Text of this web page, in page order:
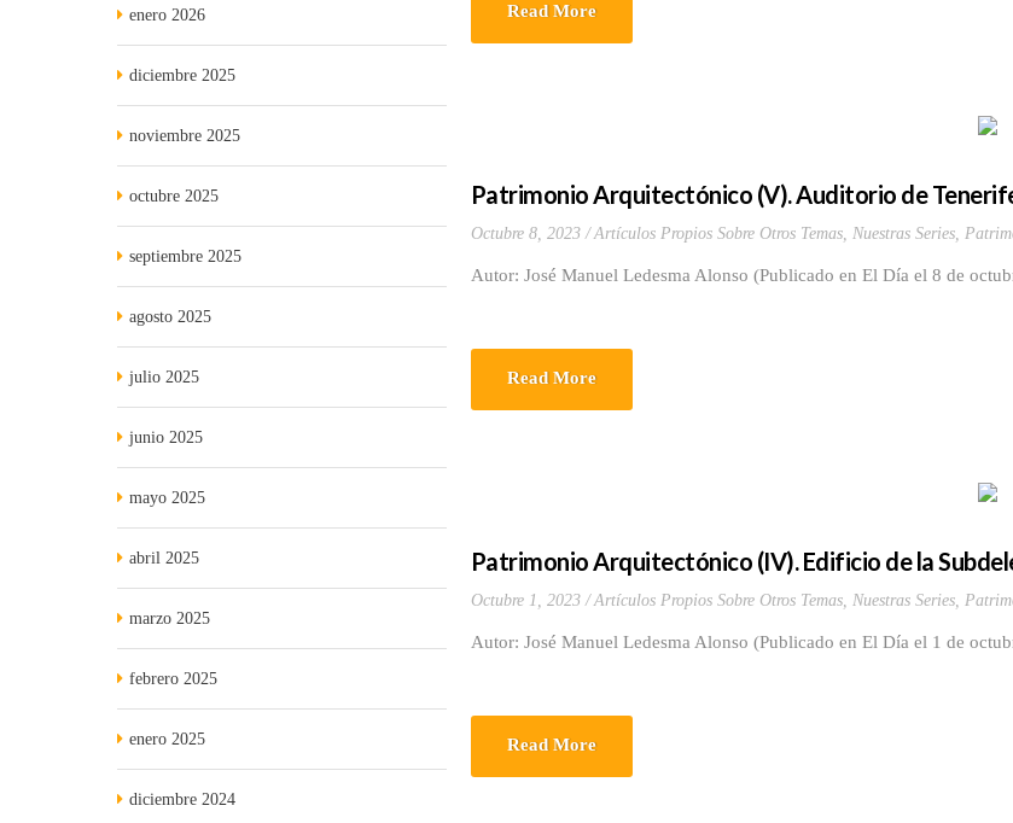
Read More
Patrimonio Arquitectónico (V). Auditorio de
Octubre 8, 2023 Artículos Propios Sobre Otros Temas, Nuestras Series,
Autor: José Manuel Ledesma Alonso (Publicado en El Día el 8 de
Read More
Patrimonio Arquitectónico (IV). Edificio de la
Octubre 1, 2023 Artículos Propios Sobre Otros Temas, Nuestras Series,
Autor: José Manuel Ledesma Alonso (Publicado en El Día el 1 de
Read More
enero 2026
diciembre 2025
noviembre 2025
octubre 2025
septiembre 2025
agosto 2025
julio 2025
junio 2025
mayo 2025
abril 2025
marzo 2025
febrero 2025
enero 2025
diciembre 2024